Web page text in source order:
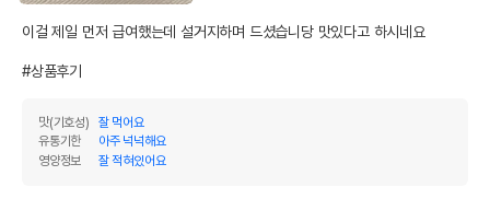
이걸 제일 먼저 급여했는데 설거지하며 드셨습니당 맛있다고 하시네요
#상품후기
맛(기호성)
잘 먹어요
유통기한
아주 넉넉해요
영양정보
잘 적혀있어요